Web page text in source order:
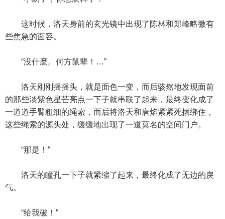
这时候，洛天身前的玄光镜中出现了陈林和郑峰略微有
些焦急的面容。
“没什麽。何方鼠辈！…”
洛天刚刚摇摇头，就是面色一变，而后骇然地发现面前
的那些淡紫色星芒亮点一下子就串联了起来，最终变化成了
一道道手臂粗细的绳索，而后将洛天和唐焰紧紧死捆绑住，
这些绳索的源头处，缓缓地出现了一道莫名的空间门户。
“那是！”
洛天的瞳孔一下子就紧缩了起来，最终化成了无边的戾
气。
“给我破！”